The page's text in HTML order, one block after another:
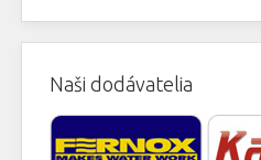
Naši dodávatelia